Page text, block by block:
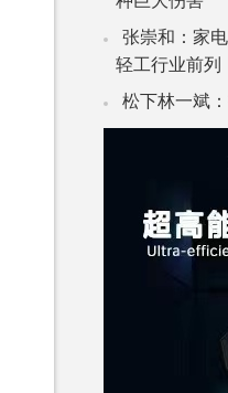
张崇和：家
轻工行业前列
松下林一斌